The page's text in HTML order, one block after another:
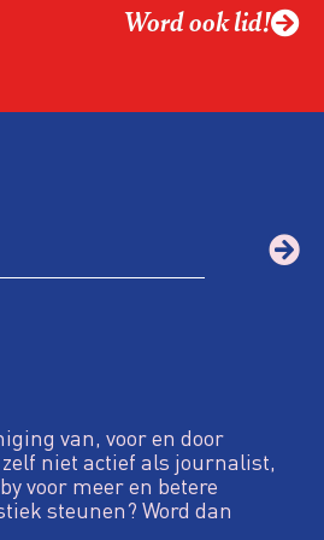
Word ook lid!
van, voor en door
niet actief als journalist,
voor meer en betere
steunen? Word dan